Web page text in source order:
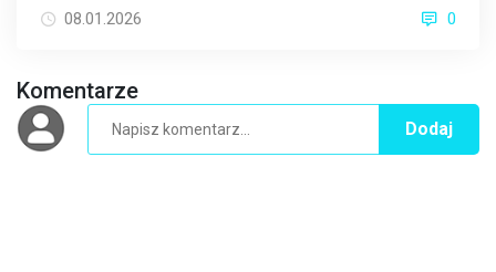
08.01.2026 0
Komentarze
Dodaj